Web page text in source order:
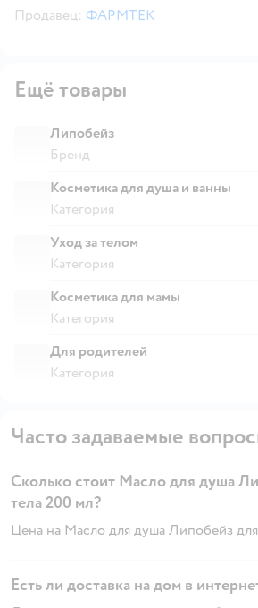
Продавец: ФАРМТЕК
Ещё товары
Липобейз
Бренд
Косметика для душа и ванны
Категория
Уход за телом
Категория
Косметика для мамы
Категория
Для родителей
Категория
Часто задаваемые
Сколько стоит Масло для душа
тела 200 мл?
Цена на Масло для душа Липобейз
Есть ли доставка на дом в